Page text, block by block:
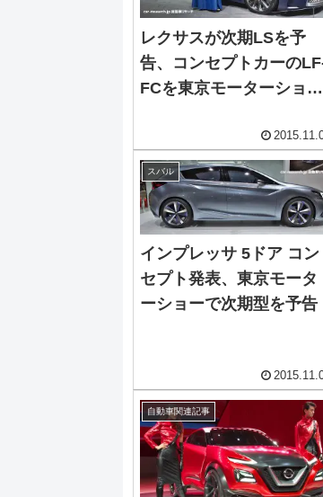
レクサスが次期LSを予
告、コンセプトカーの
FCを東京モーターショー
スバル
インプレッサ 5ドア コン
セプト発表、東京モータ
ーショーで次期型を予告
自動車関連記事